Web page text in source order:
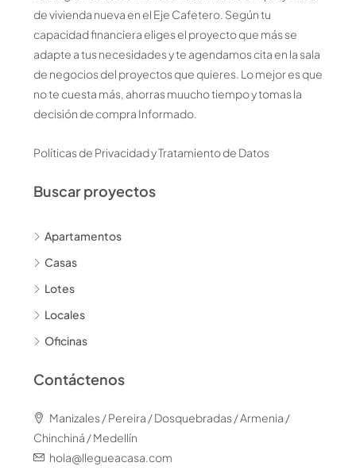
de vivienda nueva en el Eje Cafetero. Según tu
capacidad financiera eliges el proyecto que más se
adapte a tus necesidades y te agendamos cita en la sala
de negocios del proyectos que quieres. Lo mejor es que
no te cuesta más, ahorras muucho tiempo y tomas la
decisión de compra Informado.
Políticas de Privacidad y Tratamiento de Datos
Buscar proyectos
Apartamentos
Casas
Lotes
Locales
Oficinas
Contáctenos
Manizales / Pereira / Dosquebradas / Armenia /
Chinchiná / Medellín
hola@llegueacasa.com